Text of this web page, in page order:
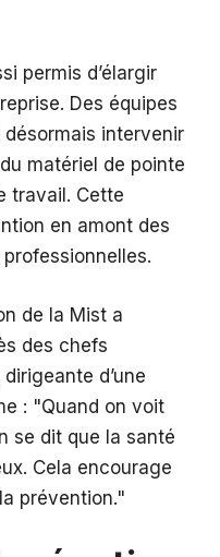
permis d’élargir
Des équipes
intervenir
matériel de pointe
travail. Cette
en amont des
de la Mist a
des chefs
d’une
:
Quand on voit
se dit que la santé
Cela encourage
prévention.